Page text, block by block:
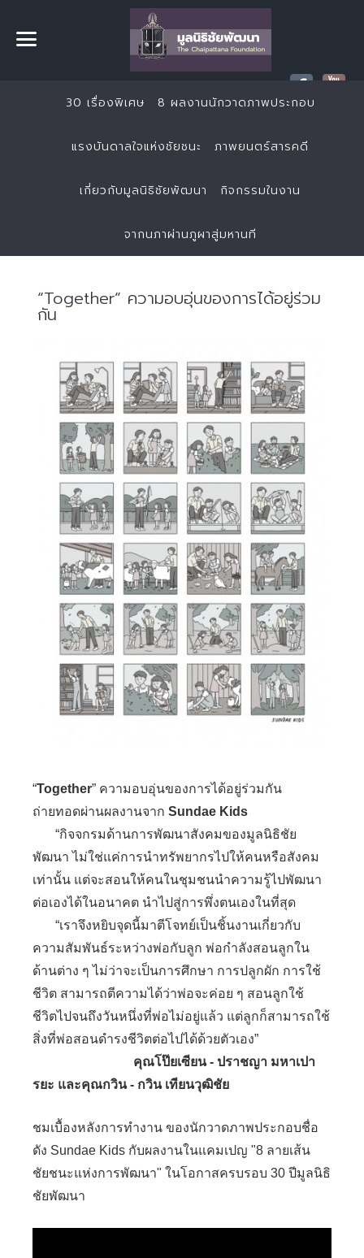
30 เรื่องพิเศษ 8 ผลงานนักวาดภาพประกอบ
แรงบันดาลใจแห่งชัยชนะ ภาพยนตร์สารคดี
เกี่ยวกับมูลนิธิชัยพัฒนา กิจกรรมในงาน
จากนภาผ่านภูผาสู่มหานที
“Together” ความอบอุ่นของการได้อยู่ร่วม
กัน
“Together” ความอบอุ่นของการได้อยู่ร่วมกัน
ถ่ายทอดผ่านผลงานจาก Sundae Kids
“กิจจกรมด้านการพัฒนาสังคมของมูลนิธิชัย
พัฒนา ไม่ใช่แค่การนำทรัพยากรไปให้คนหรือสังคม
เท่านั้น แต่จะสอนให้คนในชุมชนนำความรู้ไปพัฒนา
ต่อเองได้ในอนาคต นำไปสู่การพึ่งตนเองในที่สุด
“เราจึงหยิบจุดนี้มาตีโจทย์เป็นชิ้นงานเกี่ยวกับ
ความสัมพันธ์ระหว่างพ่อกับลูก พ่อกำลังสอนลูกใน
ด้านต่าง ๆ ไม่ว่าจะเป็นการศึกษา การปลูกผัก การใช้
ชีวิต สามารถตีความได้ว่าพ่อจะค่อย ๆ สอนลูกใช้
ชีวิตไปจนถึงวันหนึ่งที่พ่อไม่อยู่แล้ว แต่ลูกก็สามารถใช้
สิ่งที่พ่อสอนดำรงชีวิตต่อไปได้ด้วยตัวเอง”
คุณโป๊ยเซียน - ปราชญา มหาเปา
รยะ และคุณกวิน - กวิน เทียนวุฒิชัย
ชมเบื้องหลังการทำงาน ของนักวาดภาพประกอบชื่อ
ดัง Sundae Kids กับผลงานในแคมเปญ "8 ลายเส้น
ชัยชนะแห่งการพัฒนา" ในโอกาสครบรอบ 30 ปีมูลนิธิ
ชัยพัฒนา